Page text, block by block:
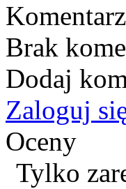
Brak
Dodaj
Zaloguj
Oceny
Tylko